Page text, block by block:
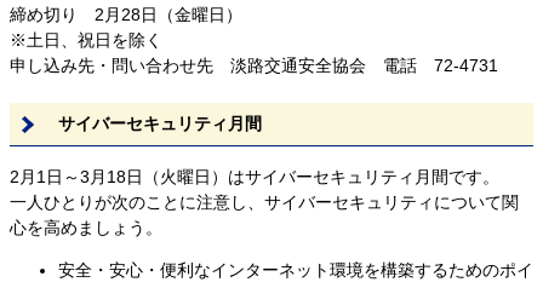
締め切り 2月28日（金曜日）
※土日、祝日を除く
申し込み先・問い合わせ先 淡路交通安全協会 電話 72-4731
サイバーセキュリティ月間
2月1日～3月18日（火曜日）はサイバーセキュリティ月間です。
一人ひとりが次のことに注意し、サイバーセキュリティについて関
心を高めましょう。
安全・安心・便利なインターネット環境を構築するためのポイ